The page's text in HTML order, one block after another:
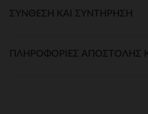
ΣΎΝΘΕΣΗ ΚΑΙ ΣΥΝΤΉΡΗΣΗ
ΠΛΗΡΟΦΟΡΊΕΣ ΑΠΟΣΤΟΛΉΣ